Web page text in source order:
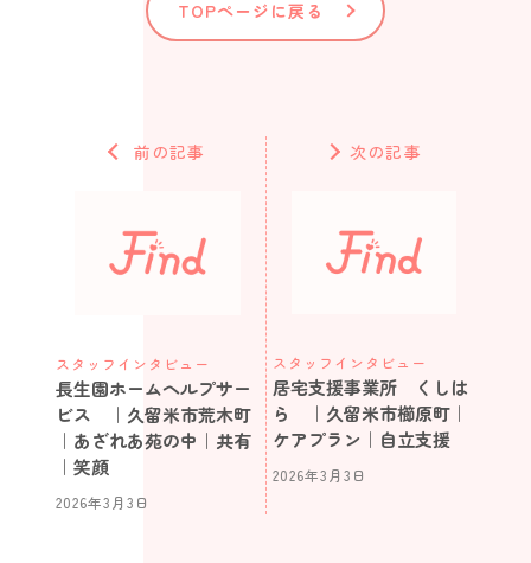
TOPページに戻る
前の記事
スタッフインタビュー
長生園ホームヘルプサー
ビス ｜久留米市荒木町
｜あざれあ苑の中｜共有
｜笑顔
2026年3月3日
次の記事
スタッフインタビュー
居宅支援事業所 くしは
ら ｜久留米市櫛原町｜
ケアプラン｜自立支援
2026年3月3日